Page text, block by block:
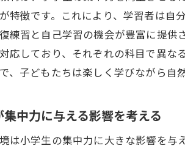
特徴です。これにより、学習者は自
練習と自己学習の機会が豊富に提
応しており、それぞれの科目で異な
、子どもたちは楽しく学びながら自
中力に与える影響を考える
は小学生の集中力に大きな影響を与